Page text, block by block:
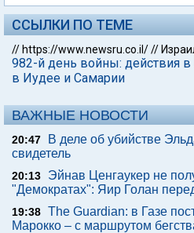
ССЫЛКИ ПО ТЕМЕ
// https://www.newsru.co.il///
982-й день войны: действия
в Иудее и Самарии
ВАЖНЫЕ НОВОСТИ
20:47
В деле об убийстве
свидетель
20:13
Эйнав Ценгаукер не
"Демократах": Яир Голан
19:38 The Guardian: в Газе
Марокко – с маршрутом